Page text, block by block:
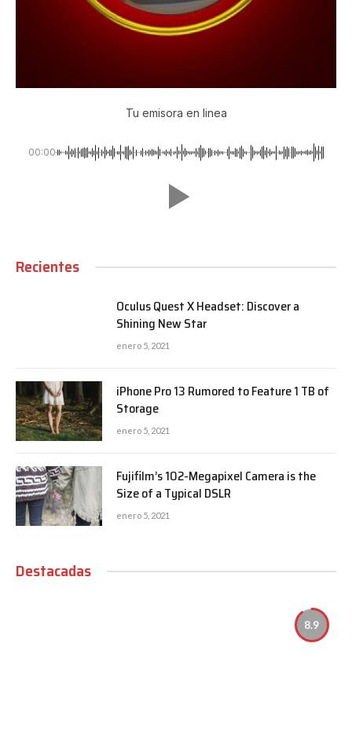
Tu emisora en linea
00:00
Recientes
Oculus Quest X Headset: Discover a
Shining New Star
enero 5, 2021
iPhone Pro 13 Rumored to Feature 1 TB of
Storage
enero 5, 2021
Fujifilm’s 102-Megapixel Camera is the
Size of a Typical DSLR
enero 5, 2021
Destacadas
8.9